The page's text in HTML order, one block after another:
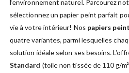
l’environnement naturel. Parcourez
sélectionnez un papier peint parfait
vie à votre intérieur! Nos papiers
quatre variantes, parmi lesquelles
solution idéale selon ses besoins.
Standard (toile non tissée de 110 g/